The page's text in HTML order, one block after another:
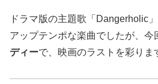
ドラマ版の主題歌「Dangerholic
アップテンポな楽曲でしたが、今
ディーで、映画のラストを彩りま